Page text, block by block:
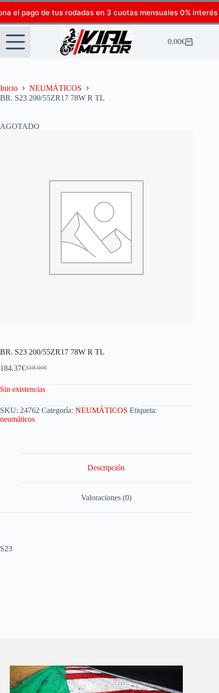
el pago de tus rodadas en 3 cuotas mensuales 0% interés
0.00€
Inicio
NEUMÁTICOS
BR. S23 200/55ZR17 78W R TL
AGOTADO
BR. S23 200/55ZR17 78W R TL
318.00€
184.37€
Sin existencias
SKU: 24762 Categoría: NEUMÁTICOS Etiqueta:
neumáticos
Descripción
Valoraciones (0)
S23